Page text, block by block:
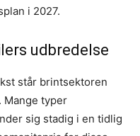
i 2027.
udbredelse
står brintsektoren
typer
sig stadig i en tidlig